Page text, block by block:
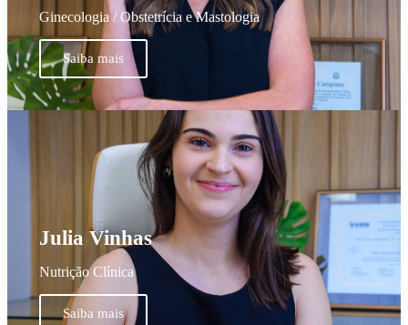
Ginecologia / Obstetrícia e Mastologia
Saiba mais
Julia Vinhas
Nutrição Clínica
Saiba mais